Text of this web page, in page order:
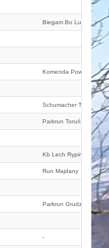
Biegam Bo Lubię
Komenda Powiatowa
Schumacher Team
Parkrun Toruń
Kb Lech Rypin
Run Majdany
Parkrun Grudziądz
-